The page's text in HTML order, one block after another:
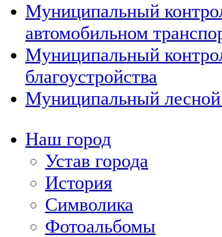
Муниципальный
автомобильном
Муниципальный
благоустройства
Муниципальный лесной
Наш город
Устав города
История
Символика
Фотоальбомы